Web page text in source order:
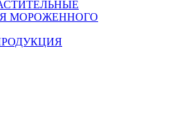
МОРОЖЕННОГО